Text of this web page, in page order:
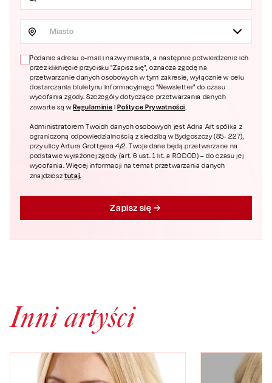
Miasto
Podanie adresu e-mail i nazwy miasta, a następnie potwierdzenie ich
przez kliknięcie przycisku "Zapisz się", oznacza zgodę na
przetwarzanie danych osobowych w tym zakresie, wyłącznie w celu
dostarczania biuletynu informacyjnego "Newsletter" do czasu
wycofania zgody. Szczegóły dotyczące przetwarzania danych
zawarte są wRegulaminie iPolityce Prywatności.
Administratorem Twoich danych osobowych jest Adria Art spółka z
ograniczoną odpowiedzialnością z siedzibą w Bydgoszczy (85- 227),
przy ulicy Artura Grottgera 4/2. Twoje dane będą przetwarzane na
podstawie wyrażonej zgody (art. 6 ust. 1 lit. a RODOD) – do czasu jej
wycofania. Więcej informacji na temat przetwarzania danych
znajdziesztutaj.
Zapisz się
Inni artyści